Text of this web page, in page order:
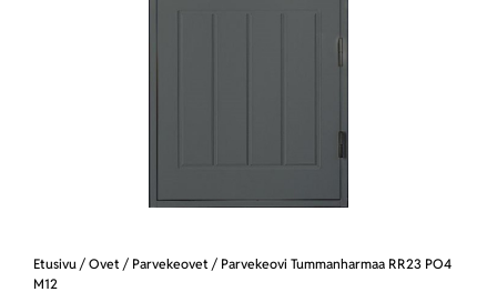
Etusivu / Ovet / Parvekeovet / Parvekeovi Tummanharmaa RR23 PO4
M12